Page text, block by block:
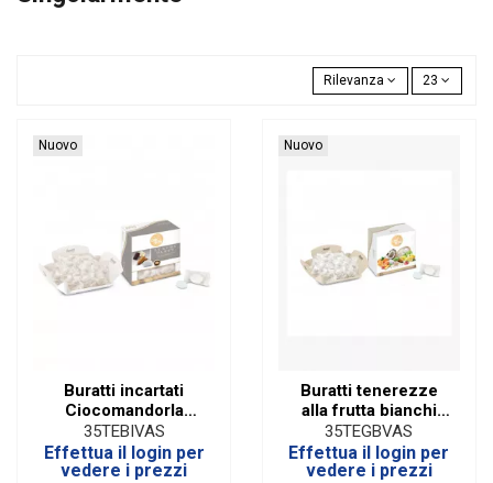
Rilevanza 23
Nuovo
Buratti incartati
Ciocomandorla
Luxury bianco (500
gr)
35TEBIVAS
Effettua il login per
vedere i prezzi
Nuovo
Buratti tenerezze
alla frutta bianchi
incartati (500 gr)
35TEGBVAS
Effettua il login per
vedere i prezzi